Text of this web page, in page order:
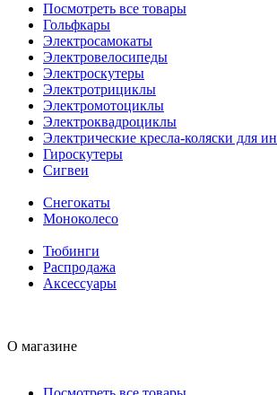
Посмотреть все товары
Гольфкары
Электросамокаты
Электровелосипеды
Электроскутеры
Электротрициклы
Электромотоциклы
Электроквадроциклы
Электрические кресла-коляски для
Гироскутеры
Сигвеи
Снегокаты
Моноколесо
Тюбинги
Распродажа
Аксессуары
О магазине